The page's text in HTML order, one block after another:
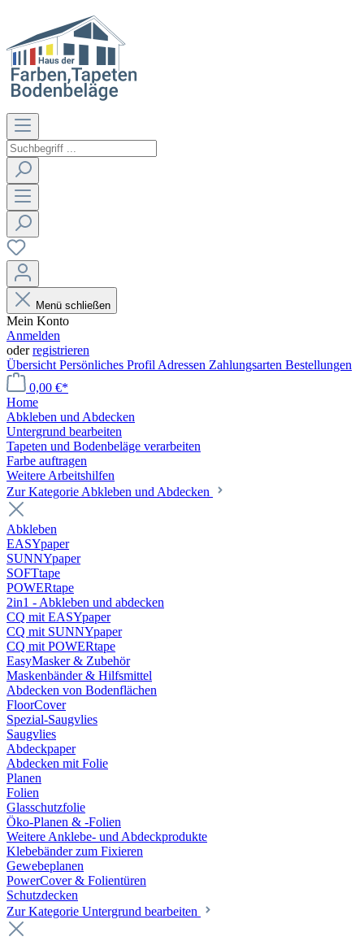
Menü schließen
Mein Konto
Anmelden
oderregistrieren
Übersicht Persönliches Profil Adressen Zahlungsarten Bestellungen
0,00 €*
Home
Abkleben und Abdecken
Untergrund bearbeiten
Tapeten und Bodenbeläge verarbeiten
Farbe auftragen
Weitere Arbeitshilfen
Zur Kategorie Abkleben und Abdecken
Abkleben
EASYpaper
SUNNYpaper
SOFTtape
POWERtape
2in1 - Abkleben und abdecken
CQ mit EASYpaper
CQ mit SUNNYpaper
CQ mit POWERtape
EasyMasker & Zubehör
Maskenbänder & Hilfsmittel
Abdecken von Bodenflächen
FloorCover
Spezial-Saugvlies
Saugvlies
Abdeckpaper
Abdecken mit Folie
Planen
Folien
Glasschutzfolie
Öko-Planen & -Folien
Weitere Anklebe- und Abdeckprodukte
Klebebänder zum Fixieren
Gewebeplanen
PowerCover & Folientüren
Schutzdecken
Zur Kategorie Untergrund bearbeiten